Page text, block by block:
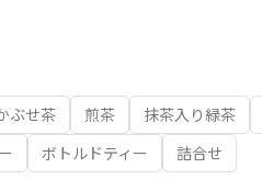
ぶせ茶 煎茶 抹茶入り緑茶
ボトルドティー 詰合せ